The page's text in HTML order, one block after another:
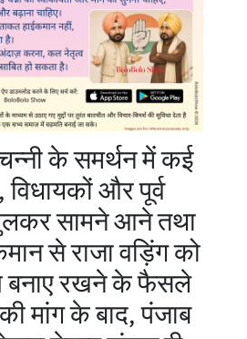
के समर्थन में कई
विधायकों और पूर्व
सामने आने तथा
से राजा वड़िंग को
बनाए रखने के फैसले
की मांग के बाद, पंजाब